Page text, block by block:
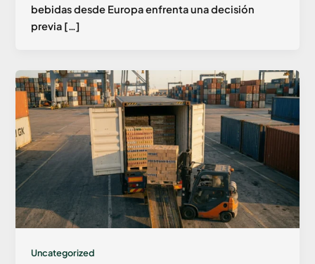
bebidas desde Europa enfrenta una decisión
previa […]
Uncategorized